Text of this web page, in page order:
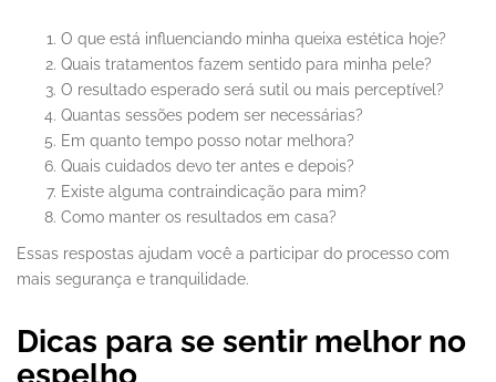
O que está influenciando minha queixa estética hoje?
Quais tratamentos fazem sentido para minha pele?
O resultado esperado será sutil ou mais perceptível?
Quantas sessões podem ser necessárias?
Em quanto tempo posso notar melhora?
Quais cuidados devo ter antes e depois?
Existe alguma contraindicação para mim?
Como manter os resultados em casa?
Essas respostas ajudam você a participar do processo com
mais segurança e tranquilidade.
Dicas para se sentir melhor no